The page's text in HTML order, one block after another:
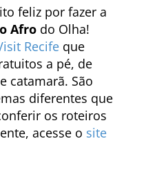
feliz por fazer a
Afro do Olha!
Recife que
a pé, de
catamarã. São
diferentes que
os roteiros
acesse o site